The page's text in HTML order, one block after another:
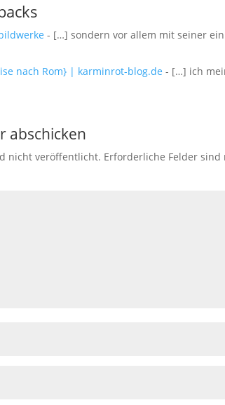
- […] sondern vor allem mit seiner
nach Rom} | karminrot-blog.de - […] ich
abschicken
nicht veröffentlicht. Erforderliche Felder